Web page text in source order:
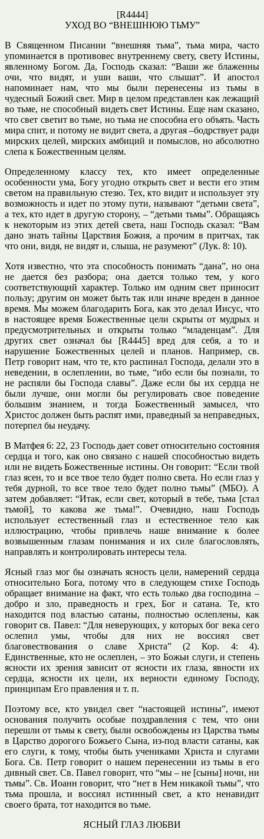
[R4444]
УХОД ВО “ВНЕШНЮЮ ТЬМУ”
В Священном Писании “внешняя тьма”, тьма мира, часто
упоминается в противовес внутреннему свету, свету Истины,
явленному Богом. Да, Господь сказал: “Ваши же блаженны
очи, что видят, и уши ваши, что слышат”. И апостол
напоминает нам, что мы были перенесены из тьмы в
чудесный Божий свет. Мир в целом представлен как лежащий
во тьме, не способный видеть свет Истины. Еще нам сказано,
что свет светит во тьме, но тьма не способна его объять. Часть
мира спит, и потому не видит света, а другая –бодрствует ради
мирских целей, мирских амбиций и помыслов, но абсолютно
слепа к Божественным целям.
Определенному классу тех, кто имеет определенные
особенности ума, Богу угодно открыть свет и вести его этим
светом на правильную стезю. Тех, кто видит и использует эту
возможность и идет по этому пути, называют “детьми света”,
а тех, кто идет в другую сторону, – “детьми тьмы”. Обращаясь
к некоторым из этих детей света, наш Господь сказал: “Вам
дано знать тайны Царствия Божия, а прочим в притчах, так
что они, видя, не видят и, слыша, не разумеют” (Лук. 8: 10).
Хотя известно, что эта способность понимать “дана”, но она
не дается без разбора; она дается только тем, у кого
соответствующий характер. Только им одним свет приносит
пользу; другим он может быть так или иначе вреден в данное
время. Мы можем благодарить Бога, как это делал Иисус, что
в настоящее время Божественные цели скрыты от мудрых и
предусмотрительных и открыты только “младенцам”. Для
других свет означал бы [R4445] вред для себя, а то и
нарушение Божественных целей и планов. Например, св.
Петр говорит нам, что те, кто распинал Господа, делали это в
неведении, в ослеплении, во тьме, “ибо если бы познали, то
не распяли бы Господа славы”. Даже если бы их сердца не
были лучше, они могли бы регулировать свое поведение
большим знанием, и тогда Божественный замысел, что
Христос должен быть распят ими, праведный за неправедных,
потерпел бы неудачу.
В Матфея 6: 22, 23 Господь дает совет относительно состояния
сердца и того, как оно связано с нашей способностью видеть
или не видеть Божественные истины. Он говорит: “Если твой
глаз ясен, то и все твое тело будет полно света. Но если глаз у
тебя дурной, то все твое тело будет полно тьмы” (МБО). А
затем добавляет: “Итак, если свет, который в тебе, тьма [стал
тьмой], то какова же тьма!”. Очевидно, наш Господь
использует естественный глаз и естественное тело как
иллюстрацию, чтобы привлечь наше внимание к более
возвышенным глазам понимания и их силе благословлять,
направлять и контролировать интересы тела.
Ясный глаз мог бы означать ясность цели, намерений сердца
относительно Бога, потому что в следующем стихе Господь
обращает внимание на факт, что есть только два господина –
добро и зло, праведность и грех, Бог и сатана. Те, кто
находится под властью сатаны, полностью ослеплены, как
говорит св. Павел: “Для неверующих, у которых бог века сего
ослепил умы, чтобы для них не воссиял свет
благовествования о славе Христа” (2 Кор. 4: 4).
Единственные, кто не ослеплен, – это Божьи слуги, и степень
ясности их зрения зависит от ясности их глаза, явности их
сердца, ясности их цели, их верности единому Господу,
принципам Его правления и т. п.
Поэтому все, кто увидел свет “настоящей истины”, имеют
основания получить особые поздравления с тем, что они
перешли от тьмы к свету, были освобождены из Царства тьмы
в Царство дорогого Божьего Сына, из-под власти сатаны, как
его слуги, к тому, чтобы быть учениками Христа и слугами
Бога. Св. Петр говорит о нашем перенесении из тьмы в его
дивный свет. Св. Павел говорит, что “мы – не [сыны] ночи, ни
тьмы”. Св. Иоанн говорит, что “нет в Нем никакой тьмы”, что
тьма прошла, и воссиял истинный свет, а кто ненавидит
своего брата, тот находится во тьме.
ЯСНЫЙ ГЛАЗ ЛЮБВИ